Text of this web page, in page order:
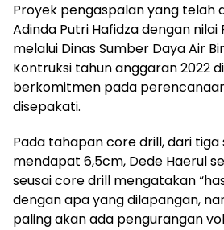
Proyek pengaspalan yang telah
Adinda Putri Hafidza dengan nilai
melalui Dinas Sumber Daya Air
Kontruksi tahun anggaran 2022
berkomitmen pada
disepakati.
Pada tahapan core drill, dari
mendapat 6,5cm, Dede Haerul
seusai core drill mengatakan
dengan apa yang dilapangan,
paling akan ada pengurangan